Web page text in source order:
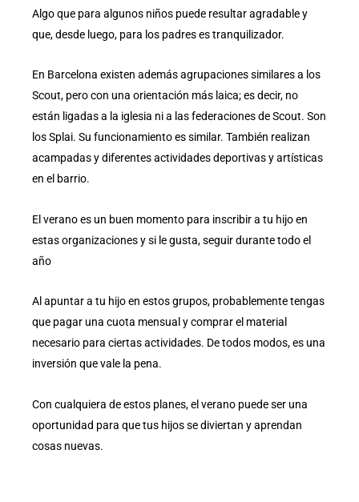
Algo que para algunos niños puede resultar agradable y
que, desde luego, para los padres es tranquilizador.
En Barcelona existen además agrupaciones similares a los
Scout, pero con una orientación más laica; es decir, no
están ligadas a la iglesia ni a las federaciones de Scout. Son
los Splai. Su funcionamiento es similar. También realizan
acampadas y diferentes actividades deportivas y artísticas
en el barrio.
El verano es un buen momento para inscribir a tu hijo en
estas organizaciones y si le gusta, seguir durante todo el
año
Al apuntar a tu hijo en estos grupos, probablemente tengas
que pagar una cuota mensual y comprar el material
necesario para ciertas actividades. De todos modos, es una
inversión que vale la pena.
Con cualquiera de estos planes, el verano puede ser una
oportunidad para que tus hijos se diviertan y aprendan
cosas nuevas.